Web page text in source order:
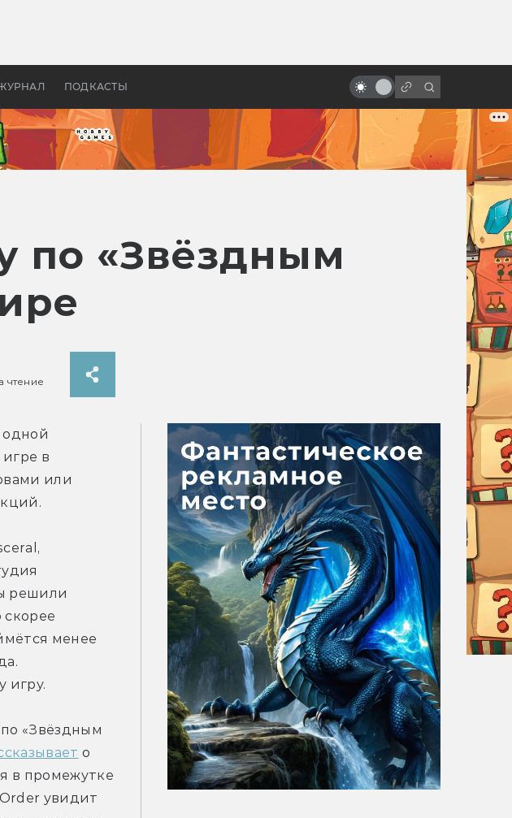
ПОДКАСТЫ
Грецией
фильмов ужасов из Индонезии
по «Звёздным
чтение
одной
в
или
решили
менее
игру.
«Звёздным
о
в промежутке
увидит